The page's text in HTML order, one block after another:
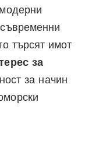
търсят имот
за
за начин